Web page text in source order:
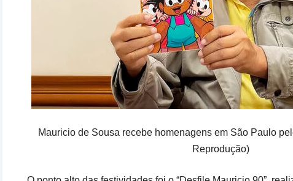
Mauricio de Sousa recebe homenagens em São Paulo
Reprodução)